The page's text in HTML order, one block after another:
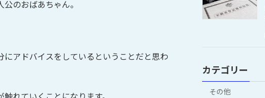
のおばあちゃん。
アドバイスをしているということだと思わ
カテゴリー
その他